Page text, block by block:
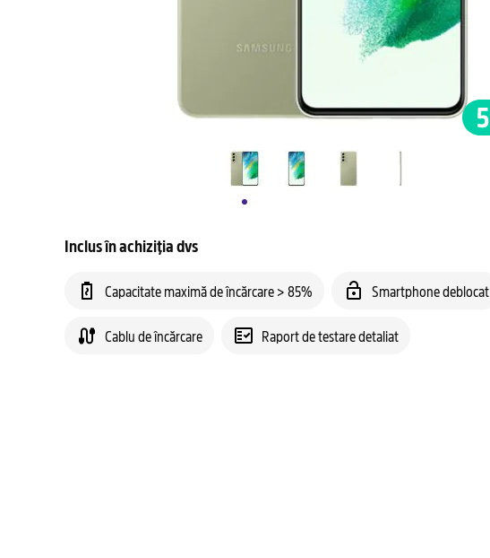
Inclus în achiziția dvs
Capacitate maximă de încărcare > 85% Smartphone deblocat
Cablu de încărcare Raport de testare detaliat